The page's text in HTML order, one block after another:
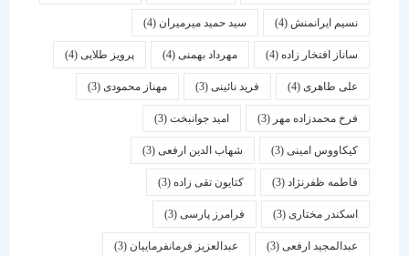
نسیم ایرانمنش(4) سید حمید میرمیران(4)
ساناز افتخار زاده(4) مهرداد بهمنی (4) پرویز طلایی(4)
علی طاهری(4) فرید نائینی(3) مهناز محمودی(3)
فرخ محمدزاده مهر(3) امید جوانبخت(3)
کیکاووس امینی(3) شهاب الدین ارفعی(3)
فاطمه ظفرنژاد(3) کتایون تقی زاده(3)
اسكندر مختاری (3) فرامرز پارسی(3)
عبدالمجید ارفعی(3) عبدالعزیز فرمانفرماییان(3)